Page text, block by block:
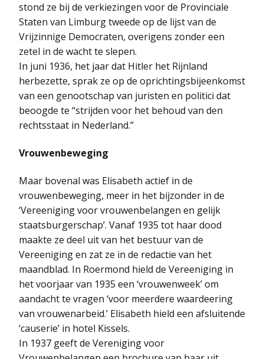
stond ze bij de verkiezingen voor de Provinciale
Staten van Limburg tweede op de lijst van de
Vrijzinnige Democraten, overigens zonder een
zetel in de wacht te slepen.
In juni 1936, het jaar dat Hitler het Rijnland
herbezette, sprak ze op de oprichtingsbijeenkomst
van een genootschap van juristen en politici dat
beoogde te “strijden voor het behoud van den
rechtsstaat in Nederland.”
Vrouwenbeweging
Maar bovenal was Elisabeth actief in de
vrouwenbeweging, meer in het bijzonder in de
‘Vereeniging voor vrouwenbelangen en gelijk
staatsburgerschap’. Vanaf 1935 tot haar dood
maakte ze deel uit van het bestuur van de
Vereeniging en zat ze in de redactie van het
maandblad. In Roermond hield de Vereeniging in
het voorjaar van 1935 een ‘vrouwenweek’ om
aandacht te vragen ‘voor meerdere waardeering
van vrouwenarbeid.’ Elisabeth hield een afsluitende
‘causerie’ in hotel Kissels.
In 1937 geeft de Vereniging voor